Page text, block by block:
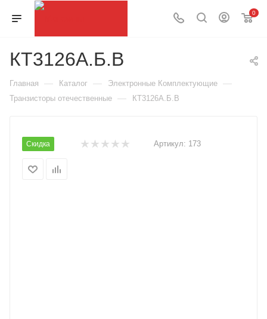
0
КТ3126А.Б.В
Главная — Каталог — Электронные Комплектующие —
Транзисторы отечественные — КТ3126А.Б.В
Скидка Артикул: 173